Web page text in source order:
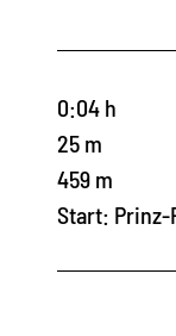
0:04 h
25 m
459 m
Start: